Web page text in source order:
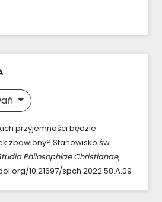
przyjemności będzie
zbawiony? Stanowisko św.
Philosophiae Christianae,
10.21697/spch.2022.58.A.09